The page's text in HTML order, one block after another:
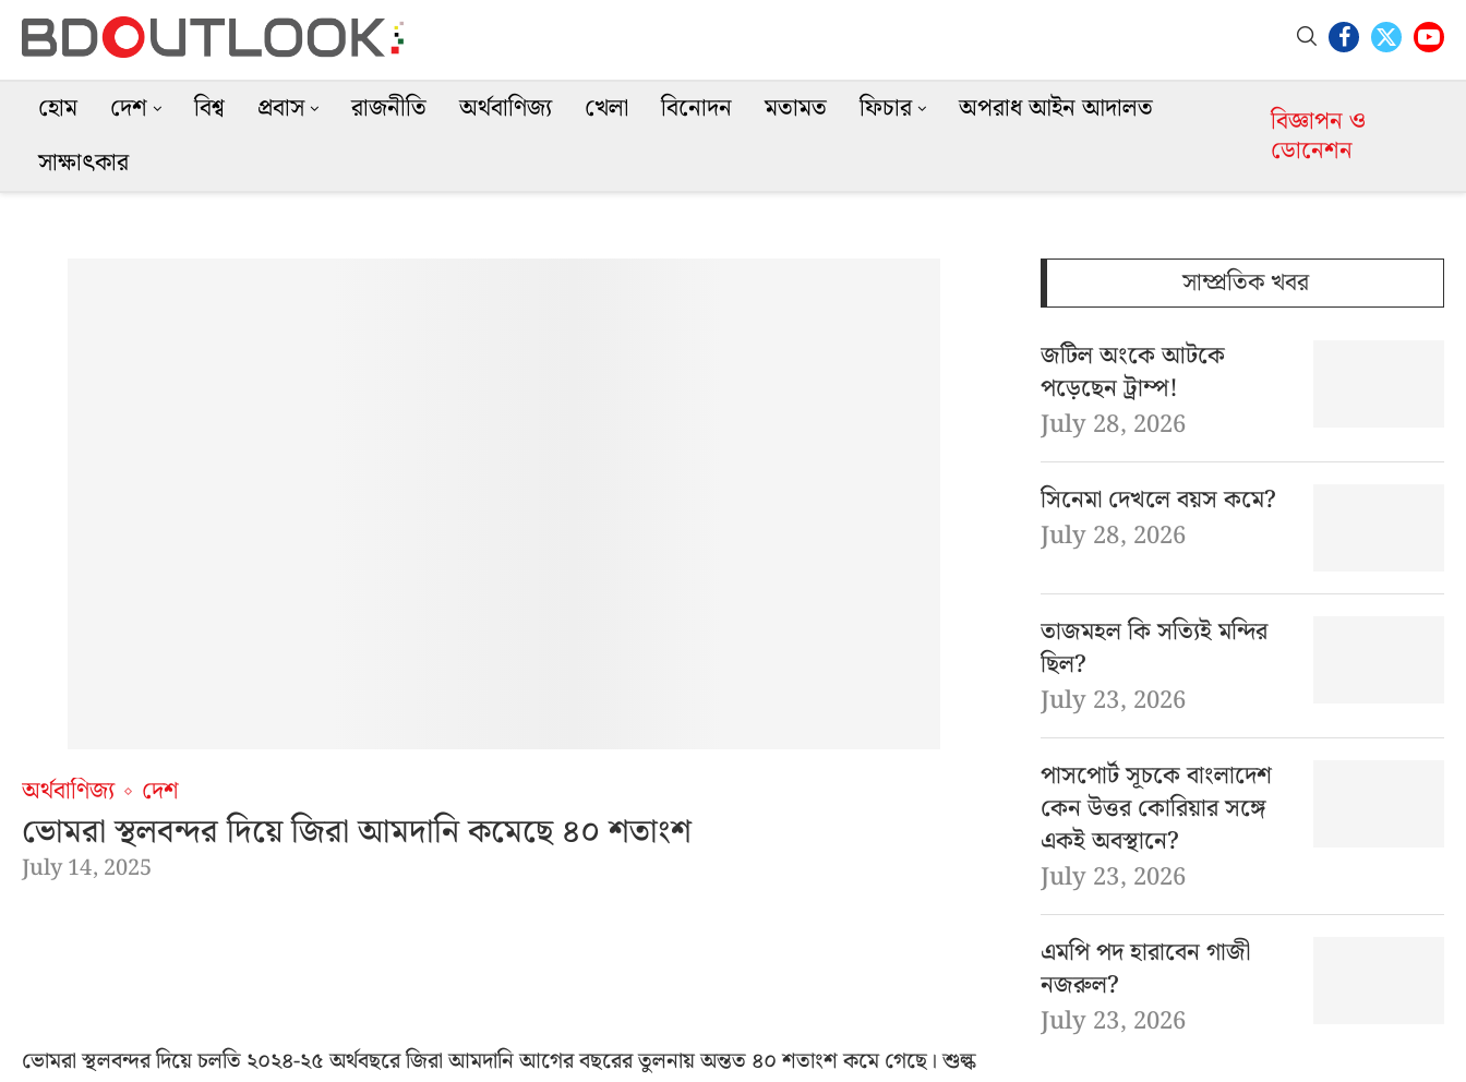
হোম দেশ বিশ্ব প্রবাস রাজনীতি অর্থবাণিজ্য খেলা বিনোদন মতামত ফিচার
অপরাধ আইন আদালত
সাক্ষাৎকার
বিজ্ঞাপন ও
ডোনেশন
অর্থবাণিজ্য দেশ
ভোমরা স্থলবন্দর দিয়ে জিরা আমদানি কমেছে ৪০ শতাংশ
July 14, 2025
ভোমরা স্থলবন্দর দিয়ে চলতি ২০২৪-২৫ অর্থবছরে জিরা আমদানি আগের বছরের তুলনায় অন্তত ৪০ শতাংশ কমে গেছে। শুল্ক
সাম্প্রতিক খবর
জটিল অংকে আটকে
পড়েছেন ট্রাম্প!
July 28, 2026
সিনেমা দেখলে বয়স কমে?
July 28, 2026
তাজমহল কি সত্যিই মন্দির
ছিল?
July 23, 2026
পাসপোর্ট সূচকে বাংলাদেশ
কেন উত্তর কোরিয়ার সঙ্গে
একই অবস্থানে?
July 23, 2026
এমপি পদ হারাবেন গাজী
নজরুল?
July 23, 2026